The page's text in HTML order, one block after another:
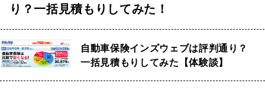
り？一括見積もりしてみた！
自動車保険インズウェブは評判通り？
一括見積もりしてみた【体験談】